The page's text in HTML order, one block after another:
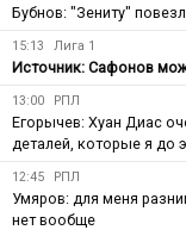
Бубнов: "Зениту"
15:13 Лига 1
Источник: Сафонов
13:00 РПЛ
Егорычев: Хуан Диас
деталей, которые я до
12:45 РПЛ
Умяров: для меня
нет вообще